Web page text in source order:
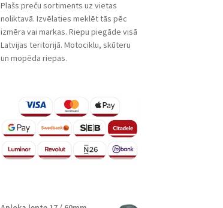
Plašs preču sortiments uz vietas
noliktavā. Izvēlaties meklēt tās pēc
izmēra vai markas. Riepu piegāde visā
Latvijas teritorijā. Motociklu, skūteru
un mopēda riepas.